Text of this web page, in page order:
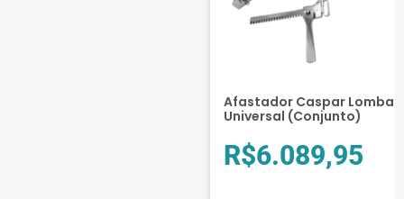
Afastador Caspar Lombar
Universal (Conjunto)
R$6.089,95